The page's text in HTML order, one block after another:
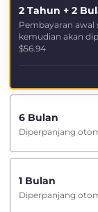
2 Tahun + 2
Pembayaran awal
kemudian akan
$56.94
6 Bulan
Diperpanjang
1 Bulan
Diperpanjang